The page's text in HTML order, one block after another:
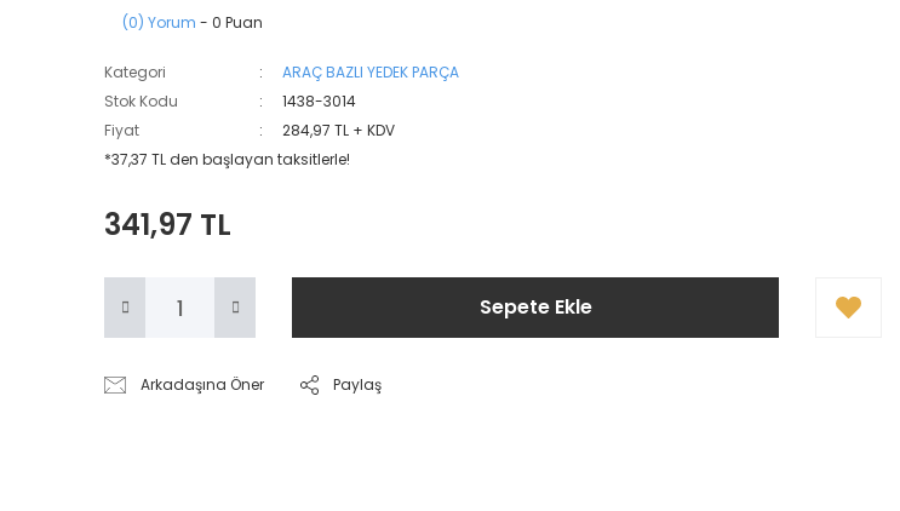
(0) Yorum - 0 Puan
Kategori
ARAÇ BAZLI YEDEK PARÇA
Stok Kodu
1438-3014
Fiyat
284,97 TL + KDV
*37,37 TL den başlayan taksitlerle!
341,97 TL
Sepete Ekle
Arkadaşına Öner Paylaş